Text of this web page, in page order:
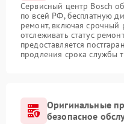
Сервисный центр Bosch
по всей РФ, бесплатную
ремонт, включая срочный
отслеживать статус
предоставляется
продления срока службы
Оригинальные
безопасное